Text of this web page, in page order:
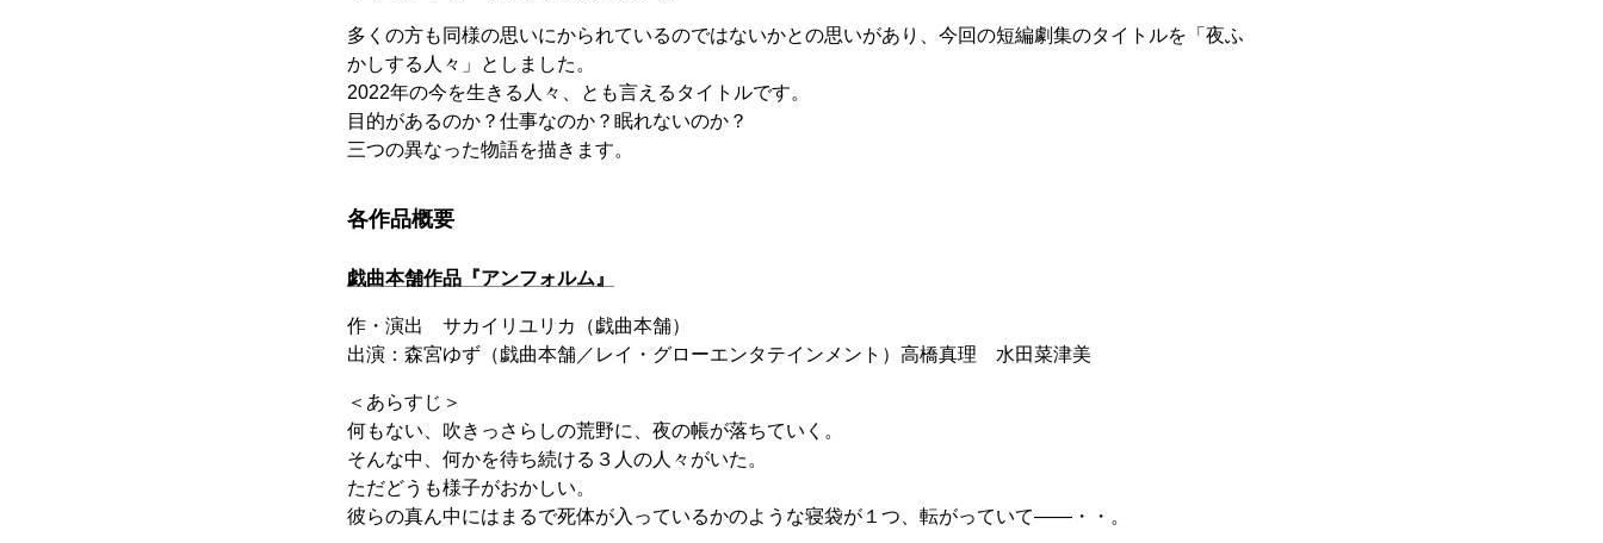
多くの方も同様の思いにかられているのではないかとの思いがあり、今回の短編劇集のタイトルを「夜ふ
かしする人々」としました。
2022年の今を生きる人々、とも言えるタイトルです。
目的があるのか？仕事なのか？眠れないのか？
三つの異なった物語を描きます。
各作品概要
戯曲本舗作品『アンフォルム』
作・演出 サカイリユリカ（戯曲本舗）
出演：森宮ゆず（戯曲本舗／レイ・グローエンタテインメント）高橋真理 水田菜津美
＜あらすじ＞
何もない、吹きっさらしの荒野に、夜の帳が落ちていく。
そんな中、何かを待ち続ける３人の人々がいた。
ただどうも様子がおかしい。
彼らの真ん中にはまるで死体が入っているかのような寝袋が１つ、転がっていて――・・。